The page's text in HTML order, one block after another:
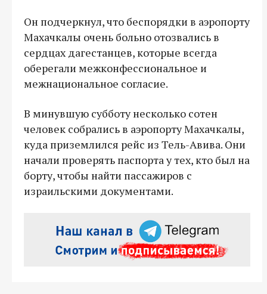
Он подчеркнул, что беспорядки в аэропорту
Махачкалы очень больно отозвались в
сердцах дагестанцев, которые всегда
оберегали межконфессиональное и
межнациональное согласие.
В минувшую субботу несколько сотен
человек собрались в аэропорту Махачкалы,
куда приземлился рейс из Тель-Авива. Они
начали проверять паспорта у тех, кто был на
борту, чтобы найти пассажиров с
израильскими документами.